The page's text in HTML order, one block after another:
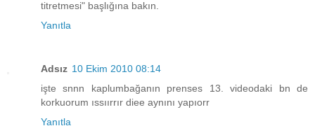
titretmesi" başlığına bakın.
Yanıtla
Adsız 10 Ekim 2010 08:14
işte snnn kaplumbağanın prenses 13. videodaki bn de
korkuorum ıssıırrır diee aynını yapıorr
Yanıtla